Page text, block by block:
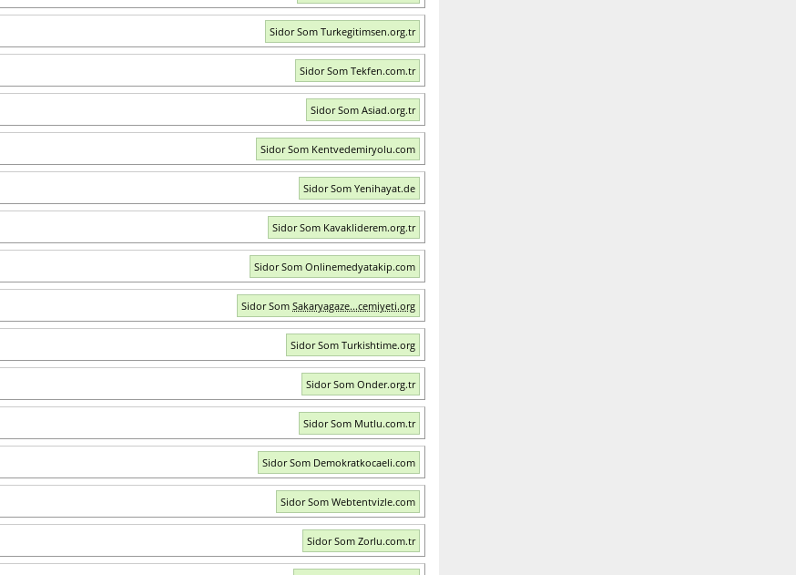
Sidor Som Turkegitimsen.org.tr
Sidor Som Tekfen.com.tr
Sidor Som Asiad.org.tr
Sidor Som Kentvedemiryolu.com
Sidor Som Yenihayat.de
Sidor Som Kavakliderem.org.tr
Sidor Som Onlinemedyatakip.com
Sidor Som Sakaryagaze...cemiyeti.org
Sidor Som Turkishtime.org
Sidor Som Onder.org.tr
Sidor Som Mutlu.com.tr
Sidor Som Demokratkocaeli.com
Sidor Som Webtentvizle.com
Sidor Som Zorlu.com.tr